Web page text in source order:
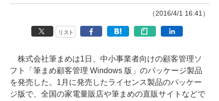
（2016/4/1 16:41）
リスト
株式会社筆まめは1日、中小事業者向けの顧客管理ソ
フト「筆まめ顧客管理 Windows 版」のパッケージ製品
を発売した。1月に発売したライセンス製品のパッケー
ジ版で、全国の家電量販店や筆まめの直販サイトなどで